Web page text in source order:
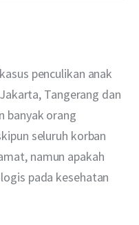
penculikan anak
Tangerang dan
banyak orang
seluruh korban
namun apakah
pada kesehatan